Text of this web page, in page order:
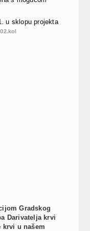
u sklopu projekta
02.kol
Gradskog
Darivatelja krvi
krvi u našem